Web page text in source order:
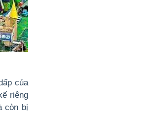
của
riêng
còn bị